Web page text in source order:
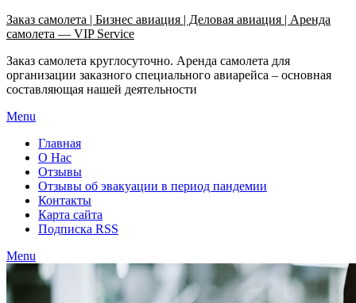
Заказ самолета | Бизнес авиация | Деловая авиация | Аренда
самолета — VIP Service
Заказ самолета круглосуточно. Аренда самолета для
организации заказного специального авиарейса – основная
составляющая нашей деятельности
Menu
Главная
О Нас
Отзывы
Отзывы об эвакуации в период пандемии
Контакты
Карта сайта
Подписка RSS
Menu